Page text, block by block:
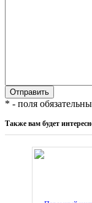
* - поля
Также вам будет